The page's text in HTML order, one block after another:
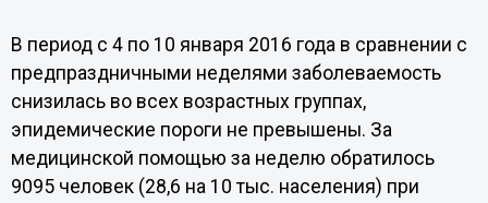
В период с 4 по 10 января 2016 года в сравнении с
предпраздничными неделями заболеваемость
снизилась во всех возрастных группах,
эпидемические пороги не превышены. За
медицинской помощью за неделю обратилось
9095 человек (28,6 на 10 тыс. населения) при